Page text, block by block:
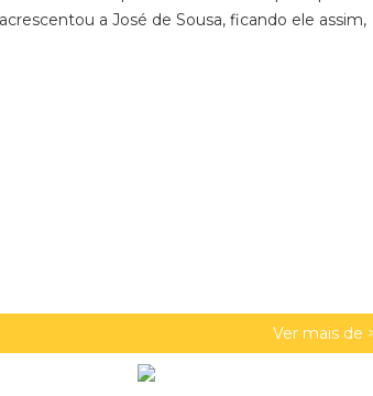
a José de Sousa, ficando ele assim,
Ver mais de